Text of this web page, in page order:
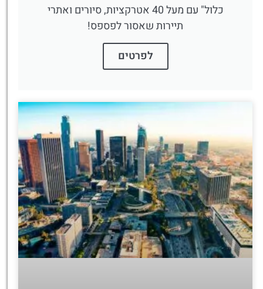
כלול" עם מעל 40 אטרקציות, סיורים ואתרי
תיירות שאסור לפספס!
לפרטים